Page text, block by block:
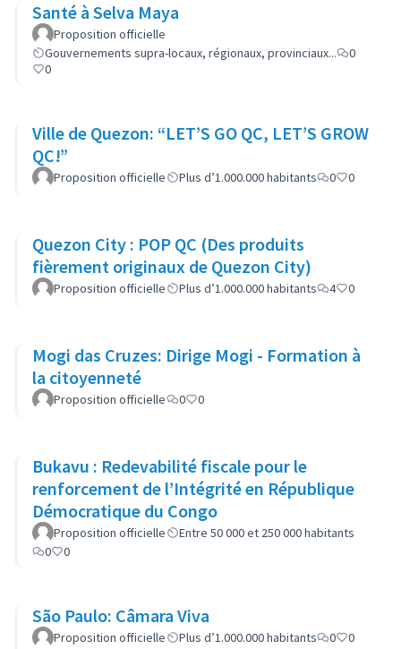
Santé à Selva Maya
Proposition officielle
Gouvernements supra-locaux, régionaux, provinciaux...
0
0
Ville de Quezon: “LET’S GO QC, LET’S GROW
QC!”
Proposition officielle Plus d’1.000.000 habitants 0 0
Quezon City : POP QC (Des produits
fièrement originaux de Quezon City)
Proposition officielle Plus d’1.000.000 habitants 4 0
Mogi das Cruzes: Dirige Mogi - Formation à
la citoyenneté
Proposition officielle 0 0
Bukavu : Redevabilité fiscale pour le
renforcement de l’Intégrité en République
Démocratique du Congo
Proposition officielle
Entre 50 000 et 250 000 habitants
0
0
São Paulo: Câmara Viva
Proposition officielle Plus d’1.000.000 habitants 0 0